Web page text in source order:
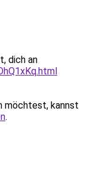
dich an
möchtest, kannst
.